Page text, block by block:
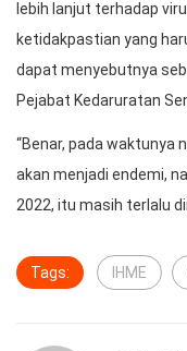
lebih lanjut terhadap
ketidakpastian yang
dapat menyebutnya
Pejabat Kedaruratan
“Benar, pada waktunya
akan menjadi endemi,
2022, itu masih terlalu
Tags: IHME